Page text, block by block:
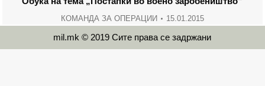
КОМАНДА ЗА ОПЕРАЦИИ 15.01.2015
mil.mk © 2019 Сите права се задржани